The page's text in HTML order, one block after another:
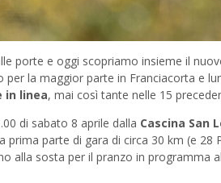
porte e oggi scopriamo insieme il
la maggior parte in Franciacorta e
in linea, mai così tante nelle 15
di sabato 8 aprile dalla Cascina San
parte di gara di circa 30 km (e 28
alla sosta per il pranzo in programma